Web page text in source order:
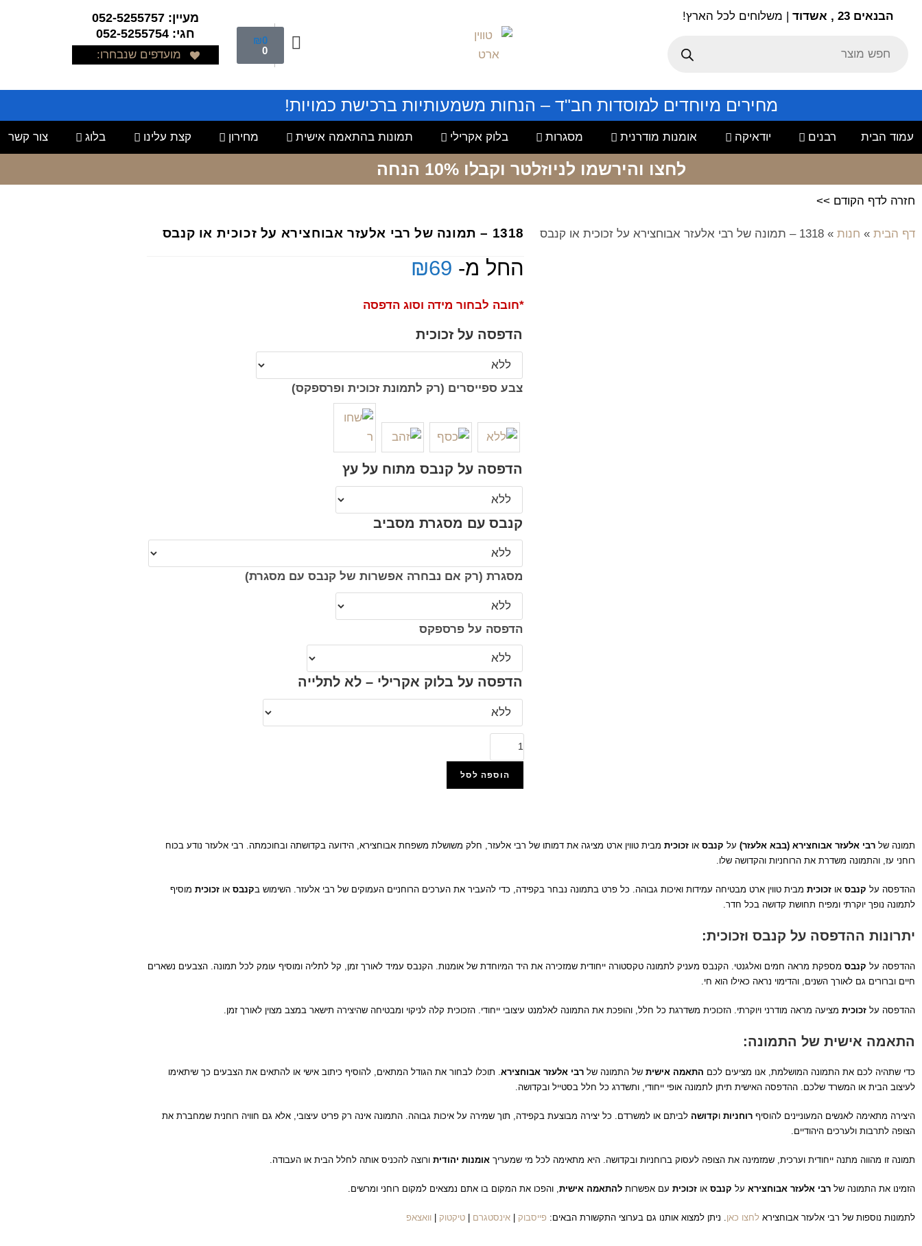
הבנאים 23 , אשדוד | משלוחים לכל הארץ!
₪0
0
מעיין: 052-5255757
חגי: 052-5255754
מועדפים שנבחרו:
מחירים מיוחדים למוסדות חב"ד – הנחות משמעותיות ברכישת כמויות!
עמוד הבית רבנים יודאיקה אומנות מודרנית מסגרות בלוק אקרילי תמונות בהתאמה אישית מחירון קצת עלינו בלוג צור קשר
לחצו והירשמו לניוזלטר וקבלו 10% הנחה
חזרה לדף הקודם >>
דף הבית » חנות » 1318 – תמונה של רבי אלעזר אבוחצירא על זכוכית או קנבס 1318 – תמונה של רבי אלעזר אבוחצירא על זכוכית או קנבס
החל מ- ₪69
*חובה לבחור מידה וסוג הדפסה
הדפסה על זכוכית
צבע ספייסרים (רק לתמונת זכוכית ופרספקס)
הדפסה על קנבס מתוח על עץ
קנבס עם מסגרת מסביב
מסגרת (רק אם נבחרה אפשרות של קנבס עם מסגרת)
הדפסה על פרספקס
הדפסה על בלוק אקרילי – לא לתלייה
הוספה לסל
תמונה של רבי אלעזר אבוחצירא (בבא אלעזר) על קנבס או זכוכית מבית טווין ארט מציגה את דמותו של רבי אלעזר, חלק משושלת משפחת אבוחצירא, הידועה בקדושתה ובחוכמתה. רבי אלעזר נודע בכוח
רוחני עז, והתמונה משדרת את הרוחניות והקדושה שלו.
ההדפסה על קנבס או זכוכית מבית טווין ארט מבטיחה עמידות ואיכות גבוהה. כל פרט בתמונה נבחר בקפידה, כדי להעביר את הערכים הרוחניים העמוקים של רבי אלעזר. השימוש בקנבס או זכוכית מוסיף
לתמונה נופך יוקרתי ומפיח תחושת קדושה בכל חדר.
יתרונות ההדפסה על קנבס וזכוכית:
ההדפסה על קנבס מספקת מראה חמים ואלגנטי. הקנבס מעניק לתמונה טקסטורה ייחודית שמזכירה את היד המיוחדת של אומנות. הקנבס עמיד לאורך זמן, קל לתליה ומוסיף עומק לכל תמונה. הצבעים נשארים
חיים וברורים גם לאורך השנים, והדימוי נראה כאילו הוא חי.
ההדפסה על זכוכית מציעה מראה מודרני ויוקרתי. הזכוכית משדרגת כל חלל, והופכת את התמונה לאלמנט עיצובי ייחודי. הזכוכית קלה לניקוי ומבטיחה שהיצירה תישאר במצב מצוין לאורך זמן.
התאמה אישית של התמונה:
כדי שתהיה לכם את התמונה המושלמת, אנו מציעים לכם התאמה אישית של התמונה של רבי אלעזר אבוחצירא . תוכלו לבחור את הגודל המתאים, להוסיף כיתוב אישי או להתאים את הצבעים כך שיתאימו
לעיצוב הבית או המשרד שלכם. ההדפסה האישית תיתן לתמונה אופי ייחודי, ותשדרג כל חלל בסטייל ובקדושה.
היצירה מתאימה לאנשים המעוניינים להוסיף רוחניות וקדושה לביתם או למשרדם. כל יצירה מבוצעת בקפידה, תוך שמירה על איכות גבוהה. התמונה אינה רק פריט עיצובי, אלא גם חוויה רוחנית שמחברת את
הצופה לתרבות ולערכים היהודיים.
תמונה זו מהווה מתנה ייחודית וערכית, שמזמינה את הצופה לעסוק ברוחניות ובקדושה. היא מתאימה לכל מי שמעריך אומנות יהודית ורוצה להכניס אותה לחלל הבית או העבודה.
הזמינו את התמונה של רבי אלעזר אבוחצירא על קנבס או זכוכית עם אפשרות להתאמה אישית , והפכו את המקום בו אתם נמצאים למקום רוחני ומרשים.
לתמונות נוספות של רבי אלעזר אבוחצירא לחצו כאן . ניתן למצוא אותנו גם בערוצי התקשורת הבאים: פייסבוק | אינסטגרם | טיקטוק | וואצאפ